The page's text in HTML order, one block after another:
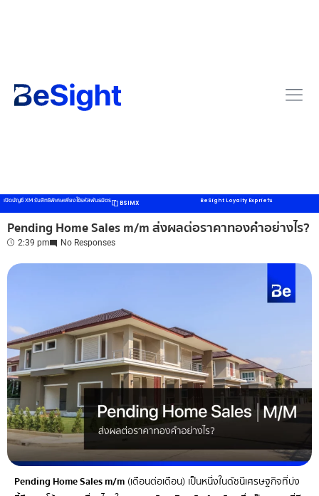
เปิดบัญชี XM รับสิทธิพิเศษเพียงใช้รหัสพันธมิตร BSIMX BeSight Loyalty Exprieวัน
Pending Home Sales m/m ส่งผลต่อราคาทองคำอย่างไร?
2:39 pm No Responses
Pending Home Sales m/m (เดือนต่อเดือน) เป็นหนึ่งในดัชนีเศรษฐกิจที่บ่ง